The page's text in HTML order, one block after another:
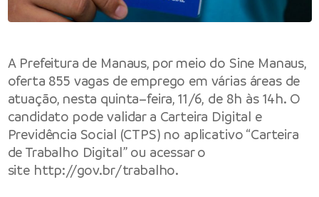
A Prefeitura de Manaus, por meio do Sine Manaus,
oferta 855 vagas de emprego em várias áreas de
atuação, nesta quinta–feira, 11/6, de 8h às 14h. O
candidato pode validar a Carteira Digital e
Previdência Social (CTPS) no aplicativo “Carteira
de Trabalho Digital” ou acessar o
site http://gov.br/trabalho.